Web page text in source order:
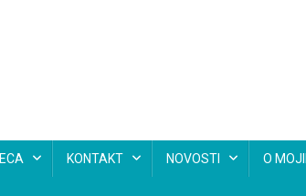
KONTAKT NOVOSTI O